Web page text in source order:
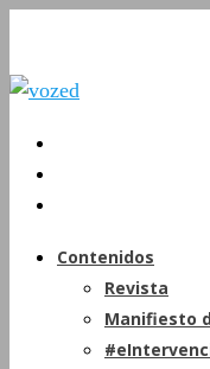
Contenidos
Revista
Manifiesto